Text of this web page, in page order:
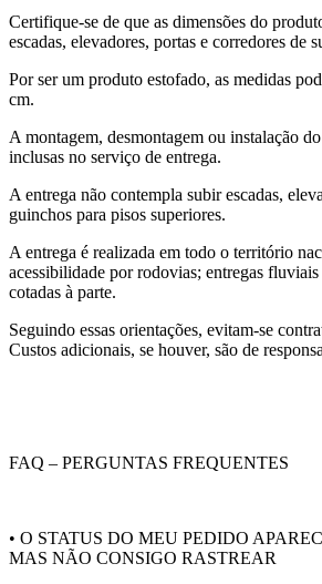
Certifique-se de que as dimensões do
escadas, elevadores, portas e corredores de
Por ser um produto estofado, as medidas
cm.
A montagem, desmontagem ou instalação
inclusas no serviço de entrega.
A entrega não contempla subir escadas,
guinchos para pisos superiores.
A entrega é realizada em todo o território
acessibilidade por rodovias; entregas fluviais
cotadas à parte.
Seguindo essas orientações, evitam-se
Custos adicionais, se houver, são de
FAQ – PERGUNTAS FREQUENTES
• O STATUS DO MEU PEDIDO
MAS NÃO CONSIGO RASTREAR